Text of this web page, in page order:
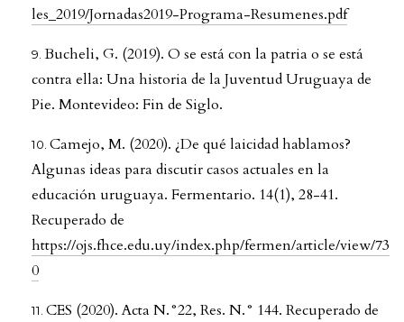
les_2019/Jornadas2019-Programa-Resumenes.pdf
Bucheli, G. (2019). O se está con la patria o se está
contra ella: Una historia de la Juventud Uruguaya de
Pie. Montevideo: Fin de Siglo.
Camejo, M. (2020). ¿De qué laicidad hablamos?
Algunas ideas para discutir casos actuales en la
educación uruguaya. Fermentario. 14(1), 28-41.
Recuperado de
https://ojs.fhce.edu.uy/index.php/fermen/article/view/73
0
CES (2020). Acta N.°22, Res. N.° 144. Recuperado de